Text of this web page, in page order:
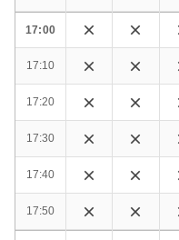
17:00
17:10
17:20
17:30
17:40
17:50